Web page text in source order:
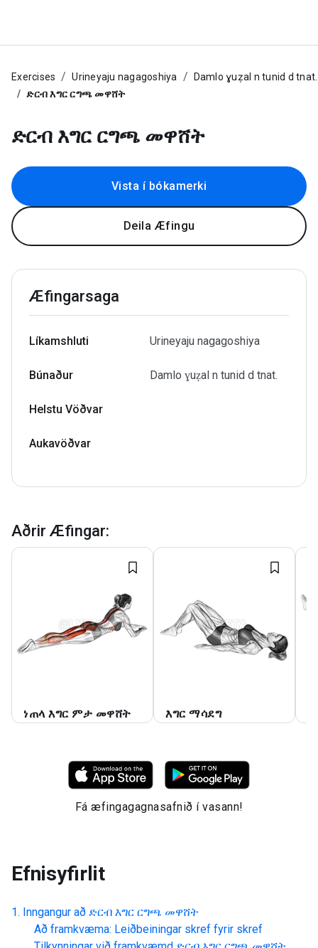
Exercises Urineyaju nagagoshiya
Damlo ɣuẓal n tunid d tnat.
ድርብ እግር ርግጫ መዋሸት
ድርብ እግር ርግጫ መዋሸት
Vista í bókamerki
Deila Æfingu
Æfingarsaga
Líkamshluti Urineyaju nagagoshiya
Búnaður Damlo ɣuẓal n tunid d tnat.
Helstu Vöðvar
Aukavöðvar
Aðrir Æfingar:
ነጠላ እግር ምታ መዋሸት እግር ማሳደግ
Fá æfingagagnasafnið í vasann!
Efnisyfirlit
Inngangur að ድርብ እግር ርግጫ መዋሸት
Að framkvæma: Leiðbeiningar skref fyrir skref